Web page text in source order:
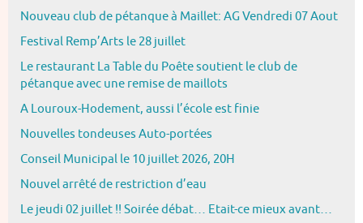
Nouveau club de pétanque à Maillet: AG Vendredi 07 Aout
Festival Remp’Arts le 28 juillet
Le restaurant La Table du Poête soutient le club de
pétanque avec une remise de maillots
A Louroux-Hodement, aussi l’école est finie
Nouvelles tondeuses Auto-portées
Conseil Municipal le 10 juillet 2026, 20H
Nouvel arrêté de restriction d’eau
Le jeudi 02 juillet !! Soirée débat… Etait-ce mieux avant…